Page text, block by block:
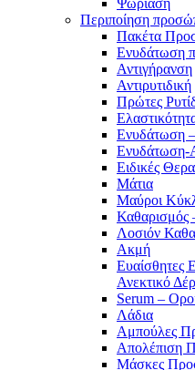
Ψωρίαση
Περιποίηση
Πακέτα
Ενυδάτωση
Αντιγήρανση
Αντιρυτιδική
Πρώτες
Ενυδάτωση
Ενυδάτωση-
Ειδικές
Μάτια
Μαύροι
Καθαρισμός
Λοσιόν
Ακμή
Ευαίσθητες
Ανεκτικό
Serum –
Λάδια
Αμπούλες
Απολέπιση
Μάσκες